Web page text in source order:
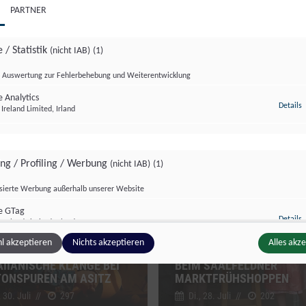
KLÄNGE BEI
AM ASITZ
30. Juli // 297
TRADITION UND
BEIM SAALFELDNER
MARKTFRÜHSHOPPEN
Di., 28. Juli // 202
PARTNER
/ Statistik (nicht IAB) (1)
Auswertung zur Fehlerbehebung und Weiterentwicklung
Analytics
Ireland Limited, Irland Details
/ Profiling / Werbung (nicht IAB) (1)
Werbung außerhalb unserer Website
GTag
Ireland Limited, Irland Details
Inhalte(nicht IAB) (2)
zusätzlicher Informationen
akzeptieren Nichts akzeptieren Alles